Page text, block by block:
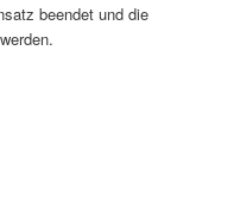
beendet und die